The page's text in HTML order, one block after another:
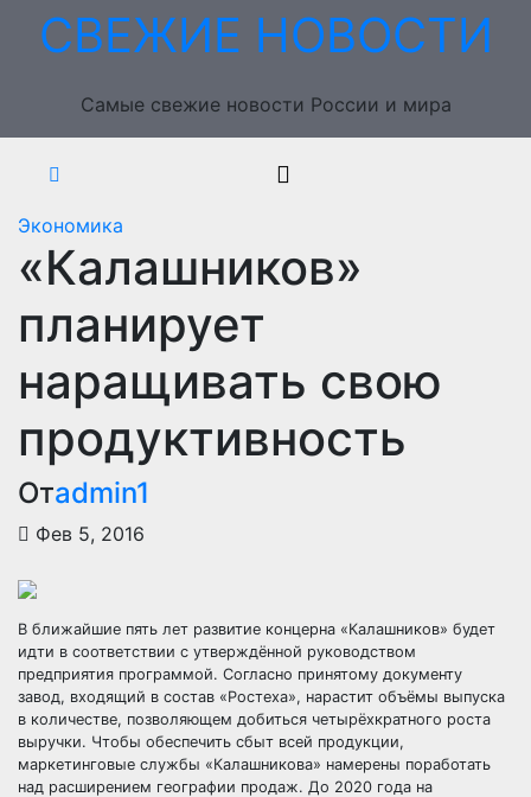
ПерейтиСВЕЖИЕ НОВОСТИ
Самые свежие новости России и мира
Экономика
«Калашников»
планирует
наращивать свою
продуктивность
Отadmin1
Фев 5, 2016
В ближайшие пять лет развитие концерна «Калашников» будет
идти в соответствии с утверждённой руководством
предприятия программой. Согласно принятому документу
завод, входящий в состав «Ростеха», нарастит объёмы выпуска
в количестве, позволяющем добиться четырёхкратного роста
выручки. Чтобы обеспечить сбыт всей продукции,
маркетинговые службы «Калашникова» намерены поработать
над расширением географии продаж. До 2020 года на